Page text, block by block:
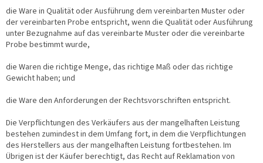
die Ware in Qualität oder Ausführung dem vereinbarten Muster oder
der vereinbarten Probe entspricht, wenn die Qualität oder Ausführung
unter Bezugnahme auf das vereinbarte Muster oder die vereinbarte
Probe bestimmt wurde,
die Waren die richtige Menge, das richtige Maß oder das richtige
Gewicht haben; und
die Ware den Anforderungen der Rechtsvorschriften entspricht.
Die Verpflichtungen des Verkäufers aus der mangelhaften Leistung
bestehen zumindest in dem Umfang fort, in dem die Verpflichtungen
des Herstellers aus der mangelhaften Leistung fortbestehen. Im
Übrigen ist der Käufer berechtigt, das Recht auf Reklamation von